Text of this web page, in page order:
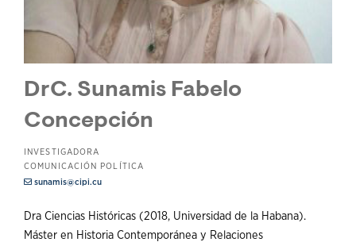
DrC. Sunamis Fabelo
Concepción
INVESTIGADORA
COMUNICACIÓN POLÍTICA
sunamis@cipi.cu
Dra Ciencias Históricas (2018, Universidad de la Habana).
Máster en Historia Contemporánea y Relaciones